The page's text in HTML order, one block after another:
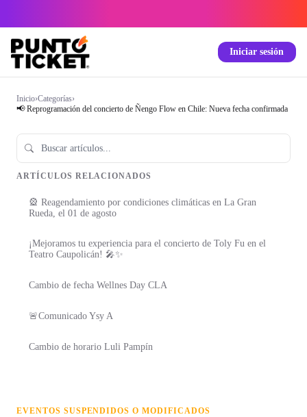
Iniciar sesión
Inicio›Categorías›
📢 Reprogramación del concierto de Ñengo Flow en Chile: Nueva fecha confirmada
ARTÍCULOS RELACIONADOS
🎡 Reagendamiento por condiciones climáticas en La Gran
Rueda, el 01 de agosto
¡Mejoramos tu experiencia para el concierto de Toly Fu en el
Teatro Caupolicán! 🎤✨
Cambio de fecha Wellnes Day CLA
🚨Comunicado Ysy A
Cambio de horario Luli Pampín
EVENTOS SUSPENDIDOS O MODIFICADOS